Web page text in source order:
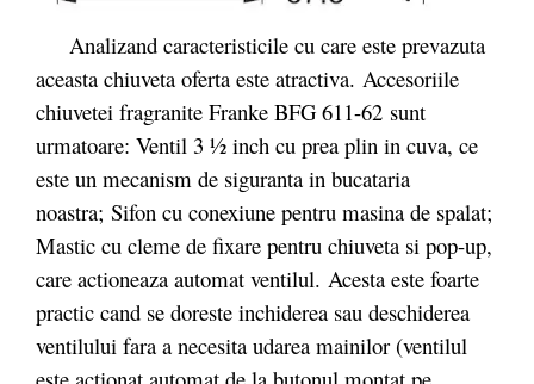
Analizand caracteristicile cu care este prevazuta
aceasta chiuveta oferta este atractiva. Accesoriile
chiuvetei fragranite Franke BFG 611-62 sunt
urmatoare: Ventil 3 ½ inch cu prea plin in cuva, ce
este un mecanism de siguranta in bucataria
noastra; Sifon cu conexiune pentru masina de spalat;
Mastic cu cleme de fixare pentru chiuveta si pop-up,
care actioneaza automat ventilul. Acesta este foarte
practic cand se doreste inchiderea sau deschiderea
ventilului fara a necesita udarea mainilor (ventilul
este actionat automat de la butonul montat pe